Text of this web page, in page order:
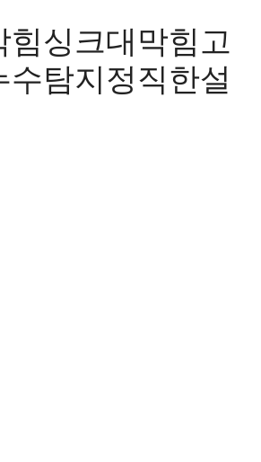
힘싱크대막힘고
수탐지정직한설